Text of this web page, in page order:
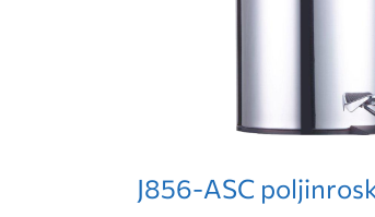
J856-ASC